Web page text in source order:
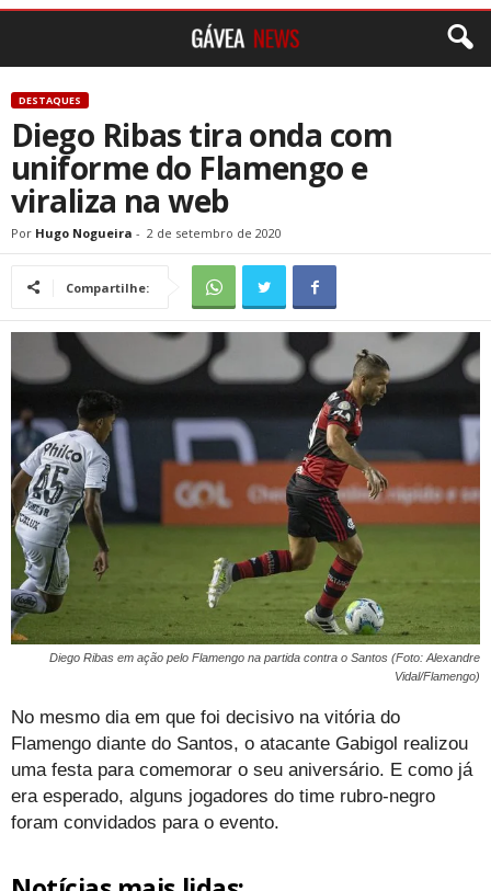
DESTAQUES
Diego Ribas tira onda com
uniforme do Flamengo e
viraliza na web
Por Hugo Nogueira - 2 de setembro de 2020
Compartilhe:
Diego Ribas em ação pelo Flamengo na partida contra o Santos (Foto: Alexandre
Vidal/Flamengo)
No mesmo dia em que foi decisivo na vitória do
Flamengo diante do Santos, o atacante Gabigol realizou
uma festa para comemorar o seu aniversário. E como já
era esperado, alguns jogadores do time rubro-negro
foram convidados para o evento.